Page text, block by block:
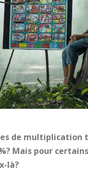
de multiplication
Mais pour
là?